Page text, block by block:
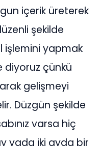
içerik üreterek
şekilde
işlemini yapmak
diyoruz çünkü
gelişmeyi
Düzgün şekilde
varsa hiç
yada iki ayda bir